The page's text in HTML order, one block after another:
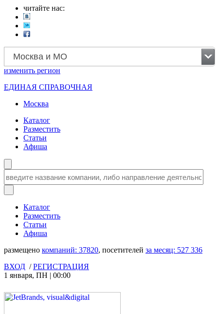
читайте нас:
Москва и МО
изменить регион
ЕДИНАЯ СПРАВОЧНАЯ
Москва
Каталог
Разместить
Статьи
Афиша
Каталог
Разместить
Статьи
Афиша
размещено компаний: 37820, посетителей за месяц: 527 336
ВХОД /РЕГИСТРАЦИЯ
1 января, ПН | 00:00